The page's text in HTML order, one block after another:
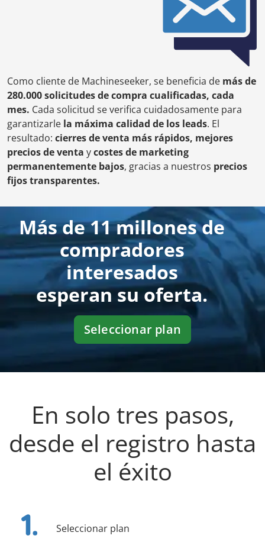
Como cliente de Machineseeker, se beneficia de más de
280.000 solicitudes de compra cualificadas, cada
mes. Cada solicitud se verifica cuidadosamente para
garantizarle la máxima calidad de los leads. El
resultado: cierres de venta más rápidos, mejores
precios de venta ycostes de marketing
permanentemente bajos, gracias a nuestros precios
fijos transparentes.
Más de 11 millones de
compradores
interesados
esperan su oferta.
Seleccionar plan
En solo tres pasos,
desde el registro hasta
el éxito
Seleccionar plan